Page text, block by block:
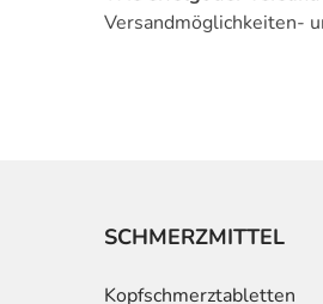
Versandmöglichkeiten-
SCHMERZMITTEL
Kopfschmerztabletten